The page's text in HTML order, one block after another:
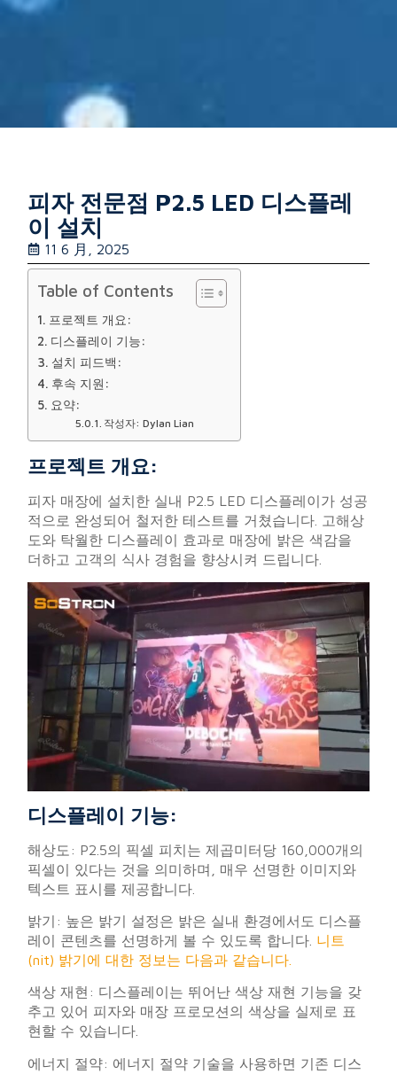
피자 전문점 P2.5 LED 디스플레
이 설치
11 6 月, 2025
Table of Contents
프로젝트 개요:
디스플레이 기능:
설치 피드백:
후속 지원:
요약:
작성자: Dylan Lian
프로젝트 개요:
피자 매장에 설치한 실내 P2.5 LED 디스플레이가 성공
적으로 완성되어 철저한 테스트를 거쳤습니다. 고해상
도와 탁월한 디스플레이 효과로 매장에 밝은 색감을
더하고 고객의 식사 경험을 향상시켜 드립니다.
디스플레이 기능:
해상도: P2.5의 픽셀 피치는 제곱미터당 160,000개의
픽셀이 있다는 것을 의미하며, 매우 선명한 이미지와
텍스트 표시를 제공합니다.
밝기: 높은 밝기 설정은 밝은 실내 환경에서도 디스플
레이 콘텐츠를 선명하게 볼 수 있도록 합니다. 니트
(nit) 밝기에 대한 정보는 다음과 같습니다.
색상 재현: 디스플레이는 뛰어난 색상 재현 기능을 갖
추고 있어 피자와 매장 프로모션의 색상을 실제로 표
현할 수 있습니다.
에너지 절약: 에너지 절약 기술을 사용하면 기존 디스